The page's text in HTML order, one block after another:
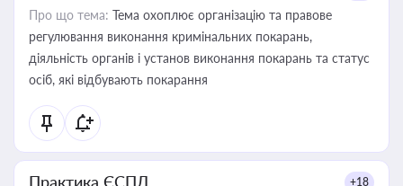
Про що тема: Тема охоплює організацію та правове
регулювання виконання кримінальних покарань,
діяльність органів і установ виконання покарань та статус
осіб, які відбувають покарання
Практика ЄСПЛ +18